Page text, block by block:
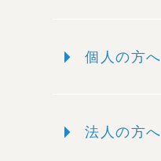
arrow_right 個人の方へ
arrow_right 法人の方へ